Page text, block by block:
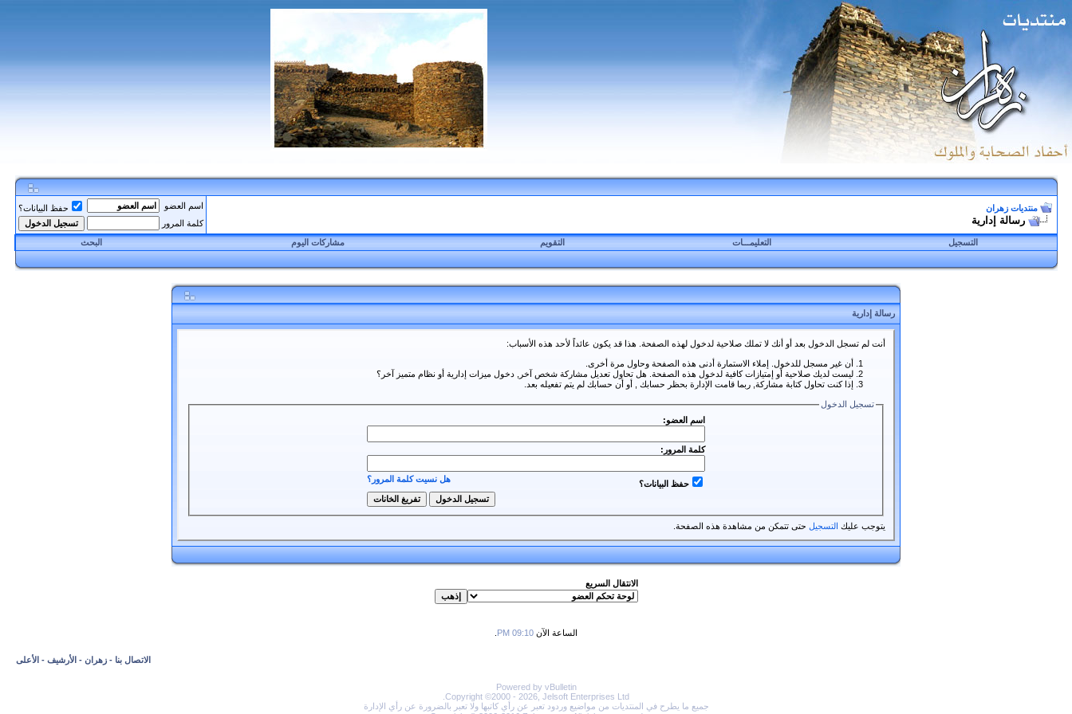
منتديات زهران
رسالة إدارية
اسم العضو
حفظ البيانات؟
كلمة المرور
التسجيل
التعليمـــات التقويم مشاركات اليوم البحث
رسالة إدارية
أنت لم تسجل الدخول بعد أو أنك لا تملك صلاحية لدخول لهذه الصفحة. هذا قد يكون عائداً لأحد هذه الأسباب:
أن غير مسجل للدخول. إملاء الاستمارة أدنى هذه الصفحة وحاول مرة أخرى.
ليست لديك صلاحية أو إمتيازات كافية لدخول هذه الصفحة. هل تحاول تعديل مشاركة شخص آخر, دخول ميزات إدارية أو نظام متميز آخر؟
إذا كنت تحاول كتابة مشاركة, ربما قامت الإدارة بحظر حسابك , أو أن حسابك لم يتم تفعيله بعد.
تسجيل الدخول
اسم العضو:
كلمة المرور:
هل نسيت كلمة المرور؟ حفظ البيانات؟
يتوجب عليك التسجيل حتى تتمكن من مشاهدة هذه الصفحة.
الانتقال السريع
الساعة الآن 09:10 PM
الاتصال بنا -زهران - الأرشيف - الأعلى
Powered by vBulletin
Copyright ©2000 - 2026, Jelsoft Enterprises Ltd.
جميع ما يطرح في المنتديات من مواضيع وردود تعبر عن رأي كاتبها ولا تعبر بالضرورة عن رأي الإدارة